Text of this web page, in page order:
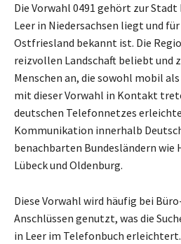
Die Vorwahl 0491 gehört zur Stadt
Leer in Niedersachsen liegt und
Ostfriesland bekannt ist. Die
reizvollen Landschaft beliebt und
Menschen an, die sowohl mobil
mit dieser Vorwahl in Kontakt
deutschen Telefonnetzes
Kommunikation innerhalb
benachbarten Bundesländern wie
Lübeck und Oldenburg.
Diese Vorwahl wird häufig bei
Anschlüssen genutzt, was die
in Leer im Telefonbuch